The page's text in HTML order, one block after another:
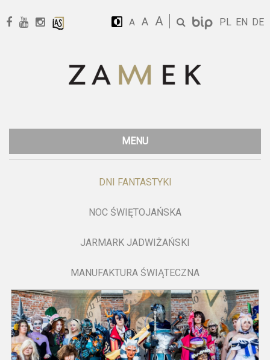
A A A PL EN DE
MENU
DNI FANTASTYKI
NOC ŚWIĘTOJAŃSKA
JARMARK JADWIŻAŃSKI
MANUFAKTURA ŚWIĄTECZNA